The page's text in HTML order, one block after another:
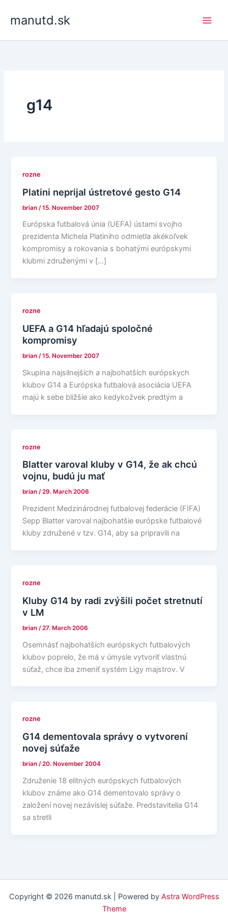
manutd.sk
g14
rozne
Platini neprijal ústretové gesto G14
brian /15. November 2007
Európska futbalová únia (UEFA) ústami svojho
prezidenta Michela Platiniho odmietla akékoľvek
kompromisy a rokovania s bohatými európskymi
klubmi združenými v […]
rozne
UEFA a G14 hľadajú spoločné
kompromisy
brian/15. November 2007
Skupina najsilnejších a najbohatších európskych
klubov G14 a Európska futbalová asociácia UEFA
majú k sebe bližšie ako kedykožvek predtým a
rozne
Blatter varoval kluby v G14, že ak chcú
vojnu, budú ju mať
brian/29. March 2006
Prezident Medzinárodnej futbalovej federácie (FIFA)
Sepp Blatter varoval najbohatšie európske futbalové
kluby združené v tzv. G14, aby sa pripravili na
rozne
Kluby G14 by radi zvýšili počet stretnutí
v LM
brian /27. March 2006
Osemnásť najbohatších európskych futbalových
klubov poprelo, že má v úmysle vytvoriť vlastnú
súťaž, chce iba zmeniť systém Ligy majstrov. V
rozne
G14 dementovala správy o vytvorení
novej súťaže
brian/20. November 2004
Združenie 18 elitných európskych futbalových
klubov známe ako G14 dementovalo správy o
založení novej nezávislej súťaže. Predstavitelia G14
sa stretli
Copyright © 2026 manutd.sk | Powered by Astra WordPress
Theme